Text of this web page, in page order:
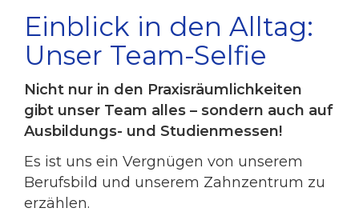
Einblick in den Alltag:
Unser Team-Selfie
Nicht nur in den Praxisräumlichkeiten
gibt unser Team alles – sondern auch auf
Ausbildungs- und Studienmessen!
Es ist uns ein Vergnügen von unserem
Berufsbild und unserem Zahnzentrum zu
erzählen.